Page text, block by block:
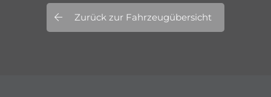
Zurück zur Fahrzeugübersicht